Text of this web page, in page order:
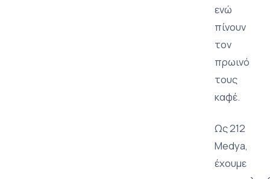
ενώ
πίνουν
τον
πρωινό
τους
καφέ.
Ως 212
Medya,
έχουμε